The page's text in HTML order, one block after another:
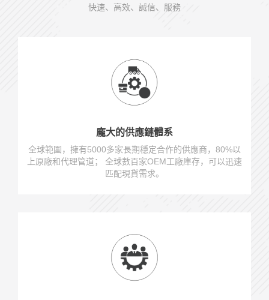
快速、高效、誠信、服務
龐大的供應鏈體系
全球範圍，擁有5000多家長期穩定合作的供應商，80%以
上原廠和代理管道； 全球數百家OEM工廠庫存，可以迅速
匹配現貨需求。